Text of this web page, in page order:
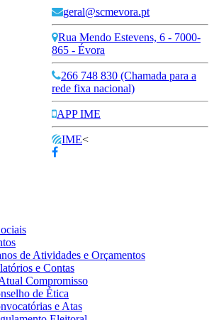
geral@scmevora.pt
Rua Mendo Estevens, 6 - 7000-
865 - Évora
266 748 830 (Chamada para a
rede fixa nacional)
APP IME
IME<
de Atividades e Orçamentos
e Contas
Compromisso
de Ética
e Atas